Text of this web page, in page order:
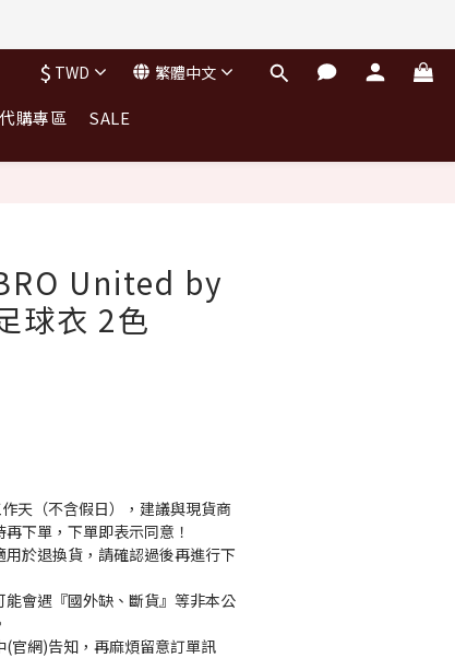
$ TWD 繁體中文
購專區 SALE
United by
球衣 2色
天（不含假日），建議與現貨商
下單，下單即表示同意！
於退換貨，請確認過後再進行下
會遇『國外缺、斷貨』等非本公
官網)告知，再麻煩留意訂單訊